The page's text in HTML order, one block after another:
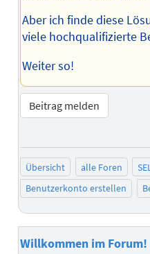
Aber ich finde diese
viele hochqualifizierte
Weiter so!
Beitrag melden
Übersicht alle Foren
Benutzerkonto erstellen
Willkommen im Forum!